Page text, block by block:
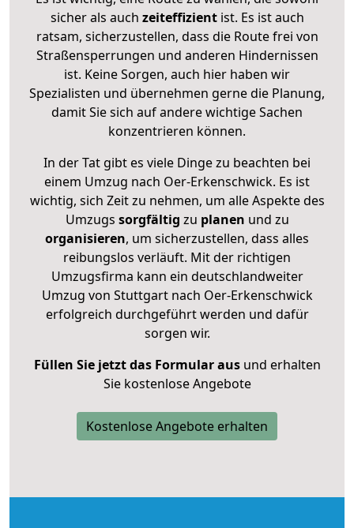
sicher als auch zeiteffizientist. Es ist auch
ratsam, sicherzustellen, dass die Route frei von
Straßensperrungen und anderen Hindernissen
ist. Keine Sorgen, auch hier haben wir
Spezialisten und übernehmen gerne die Planung,
damit Sie sich auf andere wichtige Sachen
konzentrieren können.
In der Tat gibt es viele Dinge zu beachten bei
einem Umzug nach Oer-Erkenschwick. Es ist
wichtig, sich Zeit zu nehmen, um alle Aspekte des
Umzugs sorgfältig zu planen und zu
organisieren, um sicherzustellen, dass alles
reibungslos verläuft. Mit der richtigen
Umzugsfirma kann ein deutschlandweiter
Umzug von Stuttgart nach Oer-Erkenschwick
erfolgreich durchgeführt werden und dafür
sorgen wir.
Füllen Sie jetzt das Formular ausund erhalten
Sie kostenlose Angebote
Kostenlose Angebote erhalten